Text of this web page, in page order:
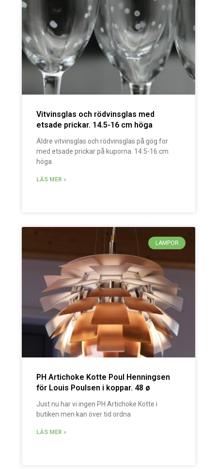
Vitvinsglas och rödvinsglas med
etsade prickar. 14.5-16 cm höga
Äldre vitvinsglas och rödvinsglas på gög for
med etsade prickar på kuporna. 14.5-16 cm
höga
LÄS MER »
LAMPOR
PH Artichoke Kotte Poul Henningsen
för Louis Poulsen i koppar. 48 ø
Just nu har vi ingen PH Artichoke Kotte i
butiken men kan över tid ordna
LÄS MER »